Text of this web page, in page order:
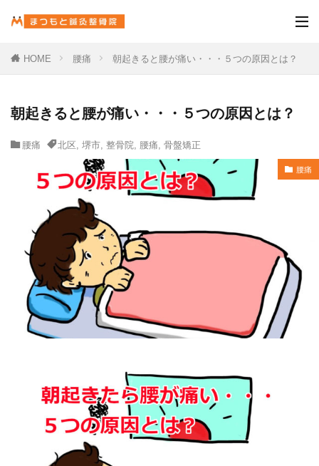
HOME 腰痛 朝起きると腰が痛い・・・５つの原因とは？
朝起きると腰が痛い・・・５つの原因とは？
腰痛 北区, 堺市, 整骨院, 腰痛, 骨盤矯正
腰痛